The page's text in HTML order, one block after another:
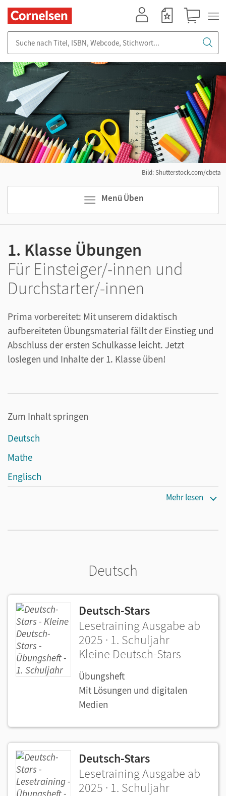
Menü Üben
Bild: Shutterstock.com/cbeta
1. Klasse Übungen
Für Einsteiger/-innen und
Durchstarter/-innen
Prima vorbereitet: Mit unserem didaktisch
aufbereiteten Übungsmaterial fällt der Einstieg und
Abschluss der ersten Schulkasse leicht. Jetzt
loslegen und Inhalte der 1. Klasse üben!
Zum Inhalt springen
Deutsch
Mathe
Englisch
Mehr lesen
Deutsch
Deutsch-Stars
Lesetraining Ausgabe ab
2025 · 1. Schuljahr
Kleine Deutsch-Stars
Übungsheft
Mit Lösungen und digitalen
Medien
Deutsch-Stars
Lesetraining Ausgabe ab
2025 · 1. Schuljahr